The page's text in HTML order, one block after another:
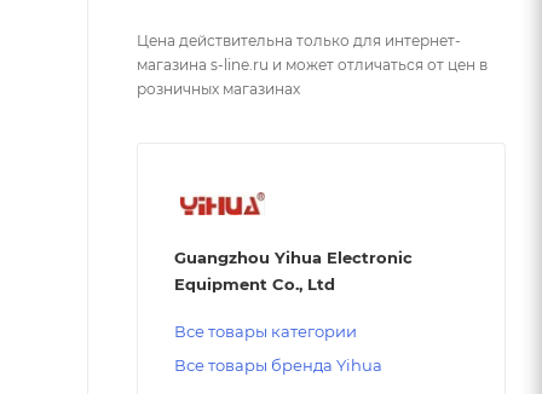
Цена действительна только для интернет-
магазина s-line.ru и может отличаться от цен в
розничных магазинах
Guangzhou Yihua Electronic
Equipment Co., Ltd
Все товары категории
Все товары бренда Yihua